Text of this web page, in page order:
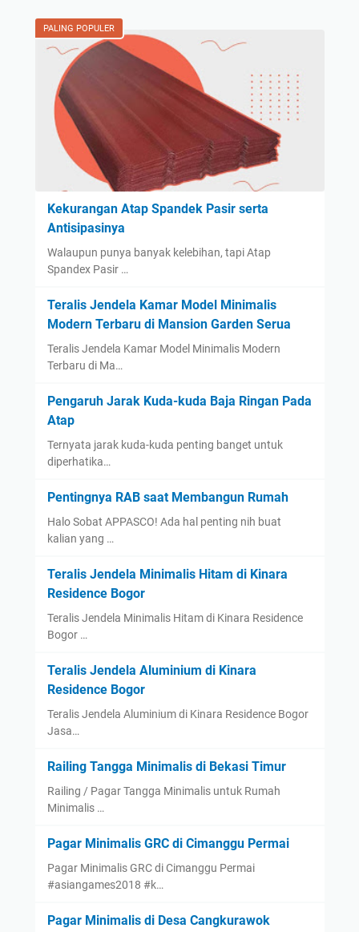
PALING POPULER
Kekurangan Atap Spandek Pasir serta
Antisipasinya
Walaupun punya banyak kelebihan, tapi Atap
Spandex Pasir …
Teralis Jendela Kamar Model Minimalis
Modern Terbaru di Mansion Garden Serua
Teralis Jendela Kamar Model Minimalis Modern
Terbaru di Ma…
Pengaruh Jarak Kuda-kuda Baja Ringan Pada
Atap
Ternyata jarak kuda-kuda penting banget untuk
diperhatika…
Pentingnya RAB saat Membangun Rumah
Halo Sobat APPASCO! Ada hal penting nih buat
kalian yang …
Teralis Jendela Minimalis Hitam di Kinara
Residence Bogor
Teralis Jendela Minimalis Hitam di Kinara Residence
Bogor …
Teralis Jendela Aluminium di Kinara
Residence Bogor
Teralis Jendela Aluminium di Kinara Residence Bogor
Jasa…
Railing Tangga Minimalis di Bekasi Timur
Railing / Pagar Tangga Minimalis untuk Rumah
Minimalis …
Pagar Minimalis GRC di Cimanggu Permai
Pagar Minimalis GRC di Cimanggu Permai
#asiangames2018 #k…
Pagar Minimalis di Desa Cangkurawok